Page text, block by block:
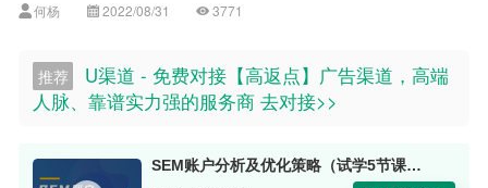
何杨 2022/08/31 3771
推荐
U渠道 - 免费对接【高返点】广告渠道，高端
人脉、靠谱实力强的服务商 去对接>>
SEM账户分析及优化策略（试学5节课） 授课老师：卢永国